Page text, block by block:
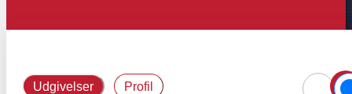
Udgivelser Profil